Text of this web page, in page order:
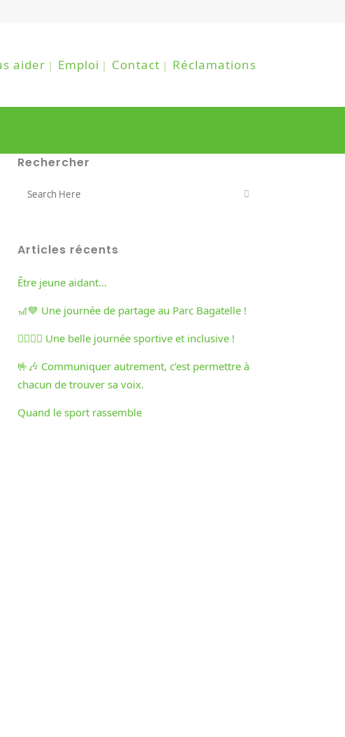
aider Emploi Contact Réclamations
Rechercher
Articles récents
Être jeune aidant…
🎢💙 Une journée de partage au Parc Bagatelle !
🏃‍♀️🏃‍♂️ Une belle journée sportive et inclusive !
🤟🎶 Communiquer autrement, c’est permettre à
chacun de trouver sa voix.
Quand le sport rassemble